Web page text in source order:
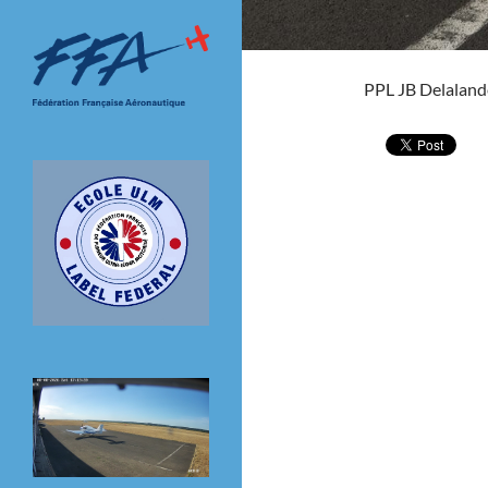
PPL JB